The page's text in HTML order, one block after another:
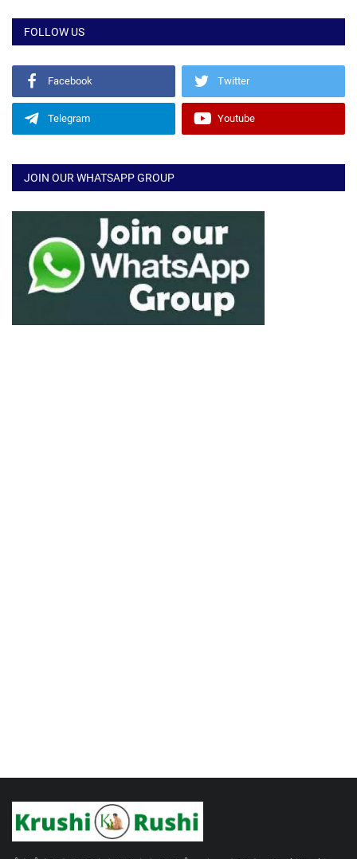
FOLLOW US
Facebook Twitter
Telegram Youtube
JOIN OUR WHATSAPP GROUP